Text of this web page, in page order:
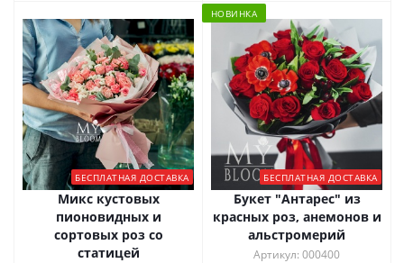
БЕСПЛАТНАЯ ДОСТАВКА
Микс кустовых
пионовидных и
сортовых роз со
статицей
НОВИНКА
БЕСПЛАТНАЯ ДОСТАВКА
Букет "Антарес" из
красных роз, анемонов и
альстромерий
Артикул: 000400